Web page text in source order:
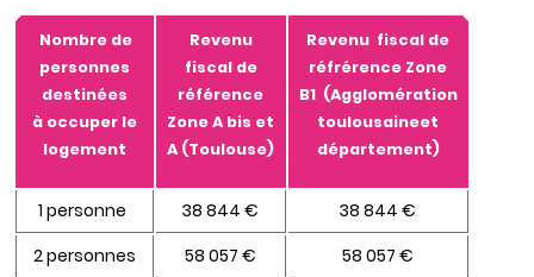
Nombre de
personnes
destinées
à occuper le
logement
Revenu
fiscal de
référence
Zone A bis et
A (Toulouse)
Revenu fiscal de
réfrérence Zone
B1 (Agglomération
toulousaineet
département)
1 personne 38 844 €
38 844 €
2 personnes
58 057 €
58 057 €